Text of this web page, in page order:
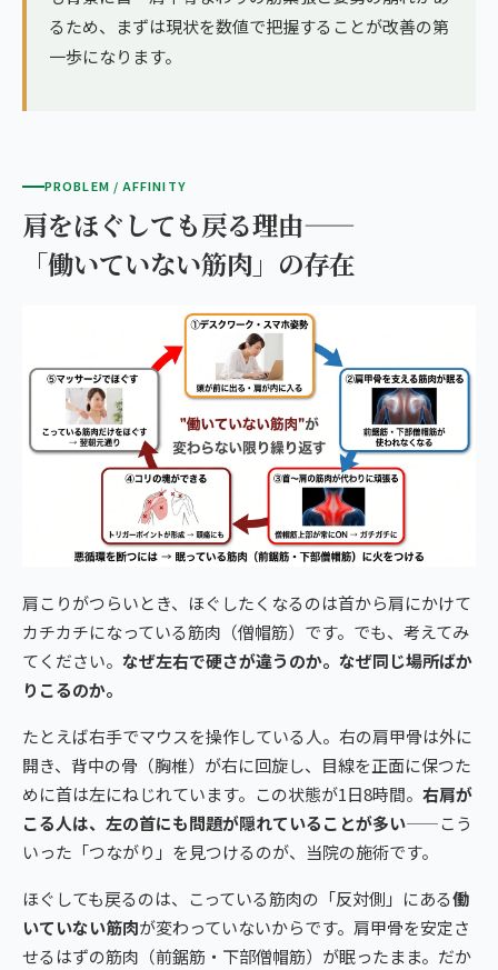
るため、まずは現状を数値で把握することが改善の第
一歩になります。
PROBLEM / AFFINITY
肩をほぐしても戻る理由——
「働いていない筋肉」の存在
肩こりがつらいとき、ほぐしたくなるのは首から肩にかけて
カチカチになっている筋肉（僧帽筋）です。でも、考えてみ
てください。 なぜ左右で硬さが違うのか。なぜ同じ場所ばか
りこるのか。
たとえば右手でマウスを操作している人。右の肩甲骨は外に
開き、背中の骨（胸椎）が右に回旋し、目線を正面に保つた
めに首は左にねじれています。この状態が1日8時間。 右肩が
こる人は、左の首にも問題が隠れていることが多い——こう
いった「つながり」を見つけるのが、当院の施術です。
ほぐしても戻るのは、こっている筋肉の「反対側」にある働
いていない筋肉が変わっていないからです。肩甲骨を安定さ
せるはずの筋肉（前鋸筋・下部僧帽筋）が眠ったまま。だか